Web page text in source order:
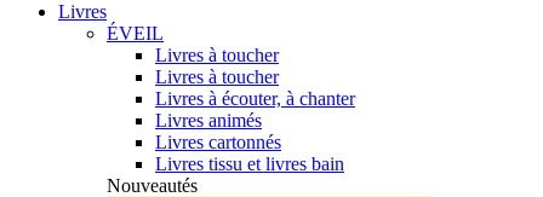
Livres
ÉVEIL
Livres à toucher
Livres à toucher
Livres à écouter, à chanter
Livres animés
Livres cartonnés
Livres tissu et livres bain
Nouveautés